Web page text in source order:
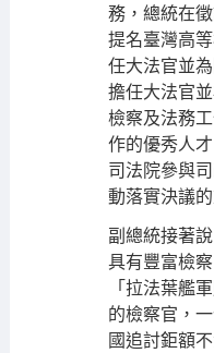
務，總統在
提名臺灣高
任大法官並
擔任大法官
檢察及法務
作的優秀人
司法院參與
動落實決議
副總統接著
具有豐富檢
「拉法葉艦
的檢察官，
國追討鉅額